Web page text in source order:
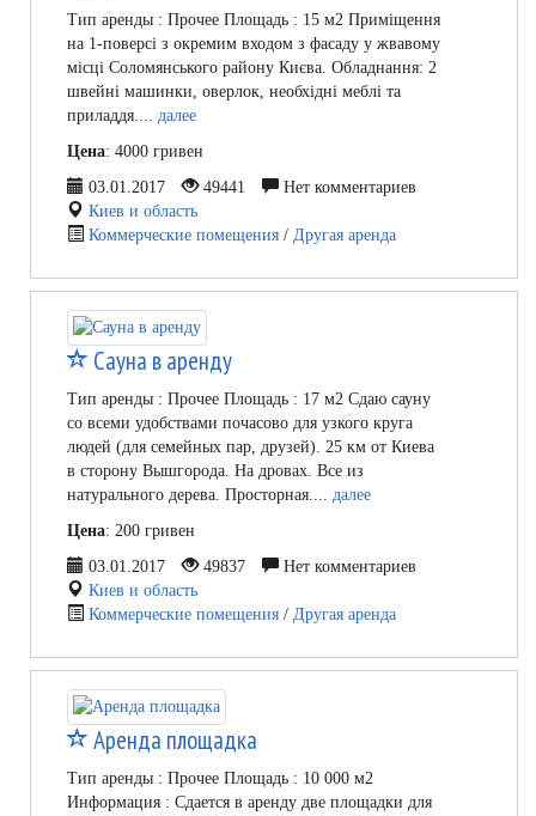
Тип аренды : Прочее Площадь : 15 м2 Приміщення
на 1-поверсі з окремим входом з фасаду у жвавому
місці Соломянського району Києва. Обладнання: 2
швейні машинки, оверлок, необхідні меблі та
приладдя.... далее
Цена: 4000 гривен
03.01.2017
49441
Нет комментариев
Киев и область
Коммерческие помещения / Другая аренда
Сауна в аренду
Тип аренды : Прочее Площадь : 17 м2 Сдаю сауну
со всеми удобствами почасово для узкого круга
людей (для семейных пар, друзей). 25 км от Киева
в сторону Вышгорода. На дровах. Все из
натурального дерева. Просторная.... далее
Цена: 200 гривен
03.01.2017
49837
Нет комментариев
Киев и область
Коммерческие помещения / Другая аренда
Аренда площадка
Тип аренды : Прочее Площадь : 10 000 м2
Информация : Сдается в аренду две площадки для